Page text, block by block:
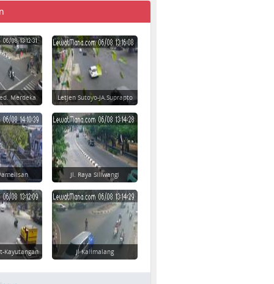
Merdeka Letjen Sutoyo-JA.Suprapto
Jl. Raya Siliwangi
Kayutangan Jl Kalimalang